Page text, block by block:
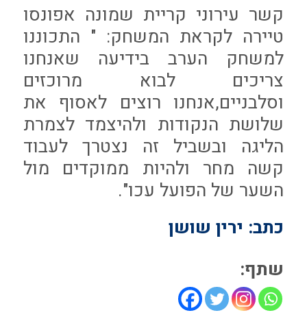
קשר עירוני קריית שמונה אפונסו
טיירה לקראת המשחק: " התכוננו
למשחק הערב בידיעה שאנחנו
צריכים לבוא מרוכזים
וסלבניים,אנחנו רוצים לאסוף את
שלושת הנקודות ולהיצמד לצמרת
הליגה ובשביל זה נצטרך לעבוד
קשה מחר ולהיות ממוקדים מול
השער של הפועל עכו".
כתב: ירין שושן
שתף: